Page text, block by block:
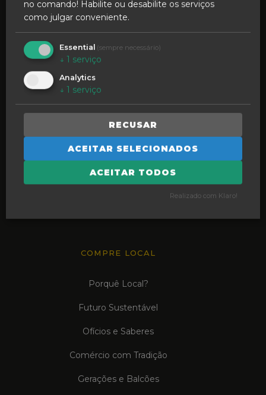
Caldas para o Mundo
Experiência Imersiva
Podcasts e Vlogs
COMPRE LOCAL
Porquê Local?
Futuro Sustentável
Ofícios e Saberes
Comércio com Tradição
Gerações e Balcões
no comando! Habilite ou desabilite os serviços
como julgar conveniente.
Essential (sempre necessário)
↓ 1 serviço
Analytics
↓ 1 serviço
RECUSAR
ACEITAR SELECIONADOS
ACEITAR TODOS
Realizado com Klaro!